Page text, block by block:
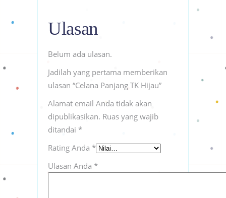
Ulasan
Belum ada ulasan.
Jadilah yang pertama memberikan
ulasan “Celana Panjang TK Hijau”
Alamat email Anda tidak akan
dipublikasikan. Ruas yang wajib
ditandai *
Rating Anda *
Ulasan Anda *